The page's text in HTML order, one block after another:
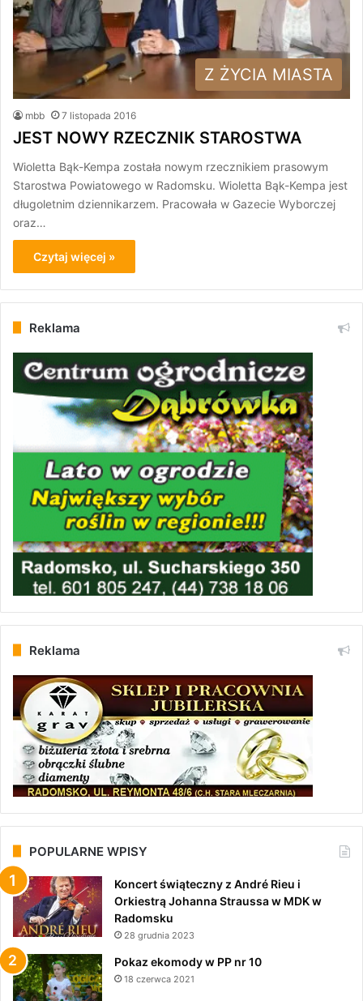
Z ŻYCIA MIASTA
mbb 7 listopada 2016
JEST NOWY RZECZNIK STAROSTWA
Wioletta Bąk-Kempa została nowym rzecznikiem prasowym
Starostwa Powiatowego w Radomsku. Wioletta Bąk-Kempa jest
długoletnim dziennikarzem. Pracowała w Gazecie Wyborczej
oraz…
Czytaj więcej »
Reklama
Reklama
POPULARNE WPISY
Koncert świąteczny z André Rieu i
Orkiestrą Johanna Straussa w MDK w
Radomsku
28 grudnia 2023
Pokaz ekomody w PP nr 10
18 czerwca 2021